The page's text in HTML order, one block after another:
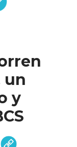
un
y